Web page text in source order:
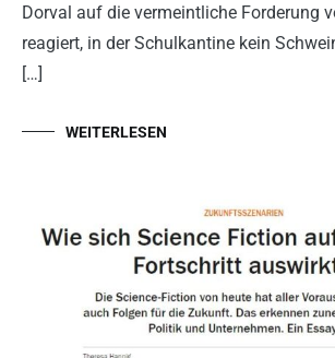
Dorval auf die vermeintliche Forderung
reagiert, in der Schulkantine kein
[…]
WEITERLESEN